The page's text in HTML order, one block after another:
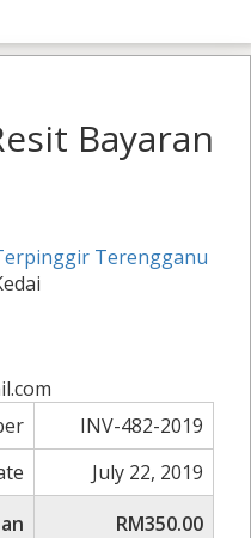
Bayaran
Terengganu
INV-482-2019
July 22, 2019
RM350.00